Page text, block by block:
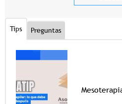
Tips Preguntas